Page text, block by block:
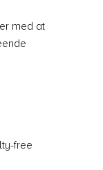
med at
free